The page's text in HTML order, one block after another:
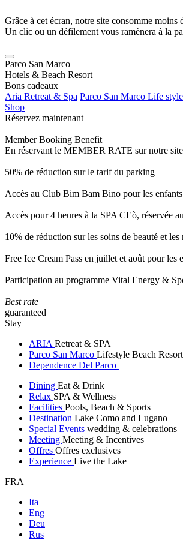
Grâce à cet écran, notre site consomme
Un clic ou un défilement vous ramènera à la
Parco San Marco
Hotels & Beach Resort
Bons cadeaux
Aria Retreat & Spa Parco San Marco Life
Shop
Réservez maintenant
Member Booking Benefit
En réservant le MEMBER RATE sur notre
50% de réduction sur le tarif du parking
Accès au Club Bim Bam Bino pour les
Accès pour 4 heures à la SPA CEò, réservée
10% de réduction sur les soins de beauté et les
Free Ice Cream Pass en juillet et août pour les
Participation au programme Vital Energy &
Best rate
guaranteed
Stay
ARIA Retreat & SPA
Parco San Marco Lifestyle Beach Resort
Dependence Del Parco
Dining Eat & Drink
Relax SPA & Wellness
Facilities Pools, Beach & Sports
Destination Lake Como and Lugano
Special Events wedding & celebrations
Meeting Meeting & Incentives
Offres Offres exclusives
Experience Live the Lake
FRA
Ita
Eng
Deu
Rus